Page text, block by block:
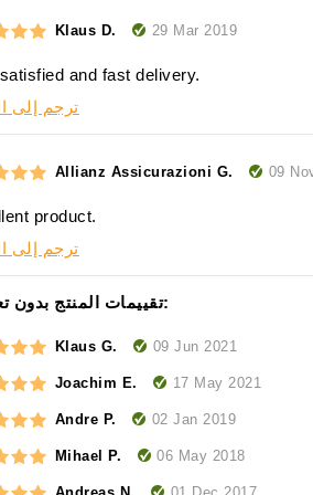
Klaus D. 29 Mar 2019
and fast delivery.
ترجم إلى
Allianz Assicurazioni G. 09
product.
ترجم إلى
تقييمات المنتج بدون تعليقات:
Klaus G. 09 Jun 2021
Joachim E. 17 May 2021
Andre P. 02 Jan 2019
Mihael P. 06 May 2018
01 Dec 2017